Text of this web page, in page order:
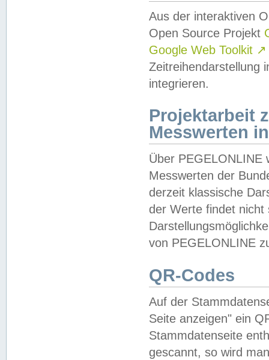
Aus der interaktiven
Open Source Projekt
Google Web Toolkit ↗
Zeitreihendarstellung
integrieren.
Projektarbeit
Messwerten
Über PEGELONLINE
Messwerten der
derzeit klassische
der Werte findet
von PEGELONLINE
QR-Codes
Auf der
Seite anzeigen" ein
Stammdatenseite
gescannt, so wird